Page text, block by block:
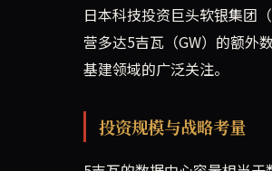
软银集团宣布将投资高达
日本科技投资巨头软银集团
营多达5吉瓦（GW）的额外
基建领域的广泛关注。
投资规模与战略考量